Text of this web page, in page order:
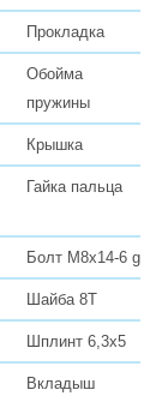
Прокладка
Обойма
пружины
Крышка
Гайка пальца
Болт М8х14-6 g
Шайба 8Т
Шплинт 6,3х5
Вкладыш